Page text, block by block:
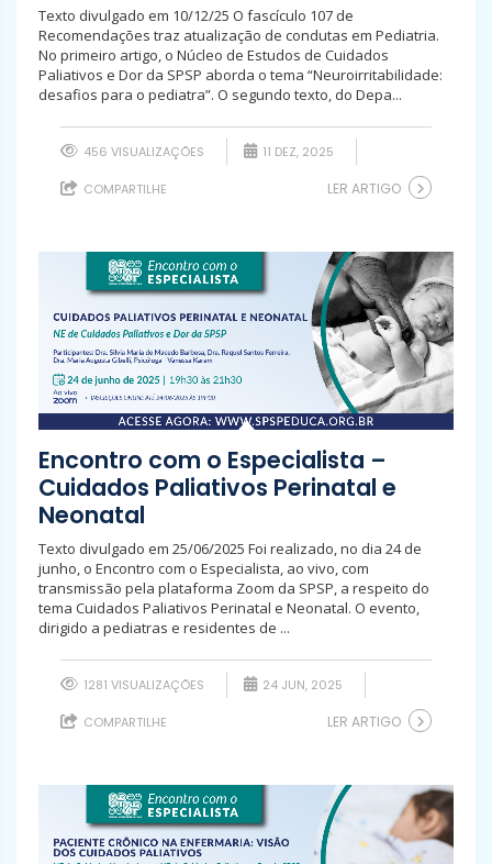
Texto divulgado em 10/12/25 O fascículo 107 de
Recomendações traz atualização de condutas em Pediatria.
No primeiro artigo, o Núcleo de Estudos de Cuidados
Paliativos e Dor da SPSP aborda o tema “Neuroirritabilidade:
desafios para o pediatra”. O segundo texto, do Depa...
456 VISUALIZAÇÕES 11 DEZ, 2025
COMPARTILHE LER ARTIGO
Encontro com o Especialista –
Cuidados Paliativos Perinatal e
Neonatal
Texto divulgado em 25/06/2025 Foi realizado, no dia 24 de
junho, o Encontro com o Especialista, ao vivo, com
transmissão pela plataforma Zoom da SPSP, a respeito do
tema Cuidados Paliativos Perinatal e Neonatal. O evento,
dirigido a pediatras e residentes de ...
1281 VISUALIZAÇÕES 24 JUN, 2025
COMPARTILHE LER ARTIGO